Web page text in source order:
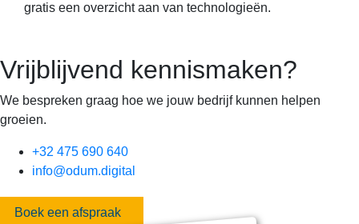
gratis een overzicht aan van technologieën.
Vrijblijvend kennismaken?
We bespreken graag hoe we jouw bedrijf kunnen helpen
groeien.
+32 475 690 640
info@odum.digital
Boek een afspraak